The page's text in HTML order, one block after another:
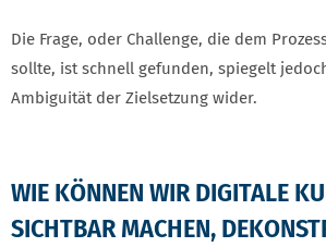
Die Frage, oder Challenge, die dem
sollte, ist schnell gefunden, spiegelt
Ambiguität der Zielsetzung wider.
WIE KÖNNEN WIR DIGITALE
SICHTBAR MACHEN,